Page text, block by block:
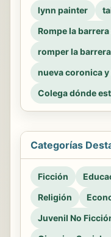
lynn painter
Rompe la barrera
romper la
nueva coronica
Colega dónde
Categorías
Ficción
Religión
Juvenil No